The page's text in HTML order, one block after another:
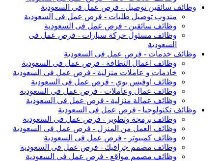
وظائف سائقين توصيل - فرص عمل فى السعودية
مندوب توصيل طلبات - فرص عمل فى السعودية
وظائف سائقين - فرص عمل فى السعودية
وظائف مسئول حركة سيارات - فرص عمل فى
السعودية
وظائف خدمات - فرص عمل فى السعودية
وظائف اعمال النظافة - فرص عمل فى السعودية
خادمات و عاملات منزلية - فرص عمل فى السعودية
وظائف اوفيس بوي - فرص عمل فى السعودية
وظائف عمال وعاملات - فرص عمل فى السعودية
وظائف عمالة منزلية - فرص عمل فى السعودية
وظائف تكنولوجيا - فرص عمل فى السعودية
وظائف برمجة وتطوير - فرص عمل فى السعودية
وظائف العمل من المنزل - فرص عمل فى السعودية
وظائف كمبيوتر - فرص عمل فى السعودية
وظائف مصمم جرافيك - فرص عمل فى السعودية
وظائف مصمم مواقع - فرص عمل فى السعودية